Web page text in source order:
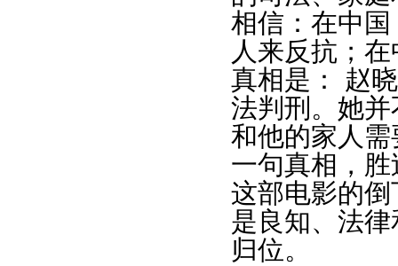
相信：在中国
人来反抗；
真相是： 赵
法判刑。她
和他的家人
一句真相，
这部电影的倒
是良知、法
归位。